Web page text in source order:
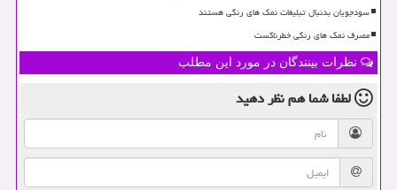
سودجویان بدنبال تبلیغات نمک های رنگی هستند
مصرف نمک های رنگی خطرناکست
نظرات بینندگان در مورد این مطلب
لطفا شما همنظر دهید